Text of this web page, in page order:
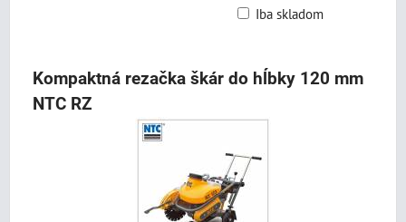
Iba skladom
Kompaktná rezačka škár do hĺbky 120 mm
NTC RZ